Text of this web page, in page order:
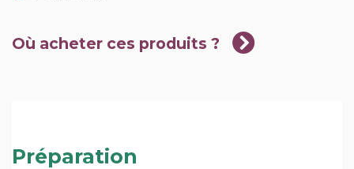
Où acheter ces produits ?
Préparation